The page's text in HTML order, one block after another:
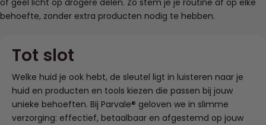
of geel licht op drogere delen. Zo stem je je routine af op elke
behoefte, zonder extra producten nodig te hebben.
Tot slot
Welke huid je ook hebt, de sleutel ligt in luisteren naar je
huid en producten en tools kiezen die passen bij jouw
unieke behoeften. Bij Parvale® geloven we in slimme
verzorging: effectief, betaalbaar en afgestemd op jouw